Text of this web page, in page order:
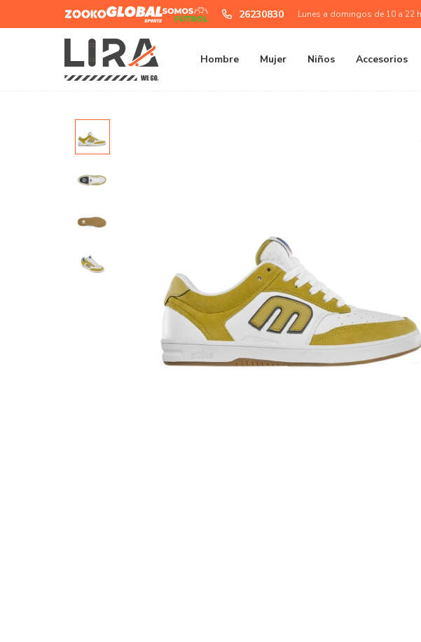
Hombre Mujer Niños Accesorios
Futbol
26230830 Lunes a domingos de 10 a 22